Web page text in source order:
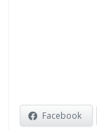
Facebook